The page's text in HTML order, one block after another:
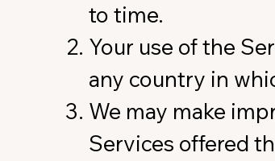
to time.
Your use of the
any country in
We may make
Services offered